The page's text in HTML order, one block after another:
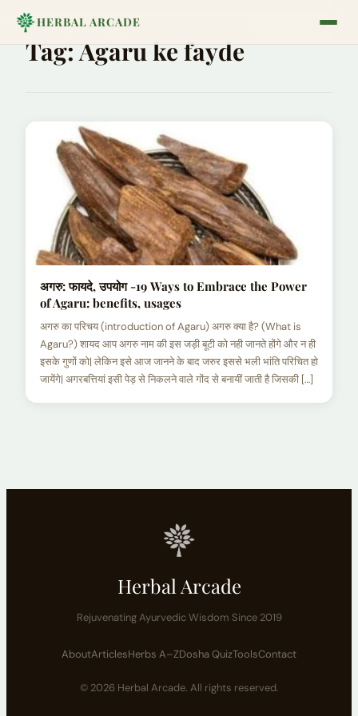
HERBAL ARCADE
Tag:Agaru ke fayde
अगरु: फायदे, उपयोग -19 Ways to Embrace the Power
of Agaru: benefits, usages
अगरु का परिचय (introduction of Agaru) अगरु क्या है? (What is
Agaru?) शायद आप अगरु नाम की इस जड़ी बूटी को नही जानते होंगे और न ही
इसके गुणों को| लेकिन इसे आज जानने के बाद जरुर इससे भली भांति परिचित हो
जायेंगे| अगरबत्तियां इसी पेड़ से निकलने वाले गोंद से बनायीं जाती है जिसकी […]
Herbal Arcade
Rejuvenating Ayurvedic Wisdom Since 2019
AboutArticlesHerbs A–ZDosha QuizToolsContact
© 2026 Herbal Arcade. All rights reserved.